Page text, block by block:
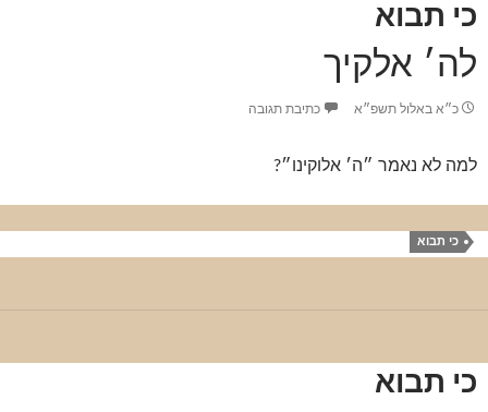
כי תבוא
לה׳ אלקיך
כ״א באלול תשפ״א כתיבת תגובה
למה לא נאמר ״ה׳ אלוקינו״?
כי תבוא
כי תבוא